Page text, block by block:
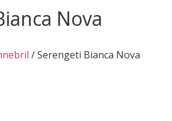
Nova
/ Serengeti Bianca Nova